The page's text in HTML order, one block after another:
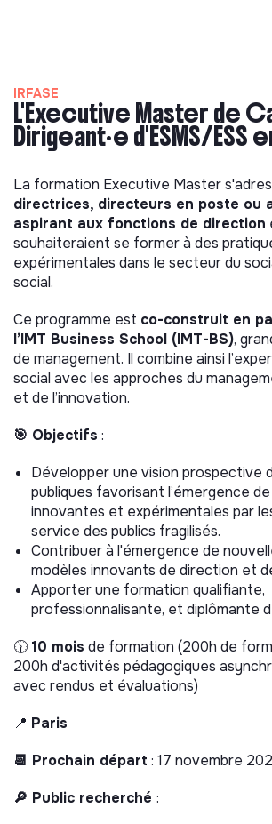
IRFASE
L'Executive Master de
Dirigeant•e d'ESMS/ESS
La formation Executive Master
directrices, directeurs en poste ou
aspirant aux fonctions de direction
souhaiteraient se former à des
expérimentales dans le secteur du
social.
Ce programme est co-construit en
l’IMT Business School (IMT-BS),
de management. Il combine ainsi
social avec les approches du
et de l’innovation.
🎯 Objectifs :
Développer une vision prospective
publiques favorisant l’émergence
innovantes et expérimentales par
service des publics fragilisés.
Contribuer à l'émergence de
modèles innovants de direction et
Apporter une formation qualifiante,
professionnalisante, et diplômante
🕦 10 mois de formation (200h de
200h d'activités pédagogiques
avec rendus et évaluations)
📍 Paris
📆 Prochain départ : 17 novembre
🔎 Public recherché :